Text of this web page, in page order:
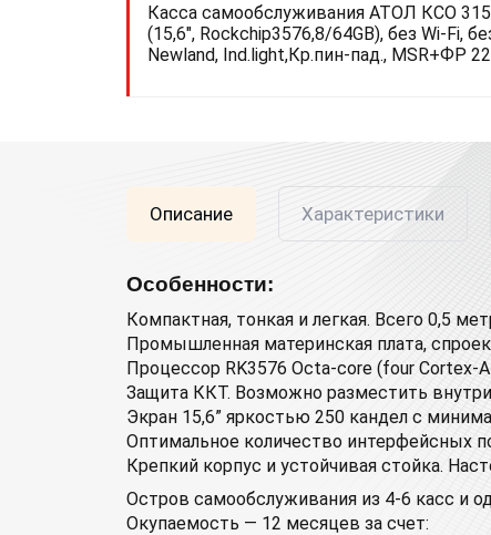
Касса самообслуживания АТОЛ КСО
(15,6", Rockchip3576,8/64GB), без Wi-Fi,
Newland, Ind.light,Кр.пин-пад., MSR+ФР
Описание Характеристики
Особенности:
Компактная, тонкая и легкая. Всего 0,5
Промышленная материнская плата,
Процессор RK3576 Octa-core (four Cortex-
Защита ККТ. Возможно разместить
Экран 15,6” яркостью 250 кандел с
Оптимальное количество интерфейсных
Крепкий корпус и устойчивая стойка.
Остров самообслуживания из 4-6 касс и
Окупаемость — 12 месяцев за счет: